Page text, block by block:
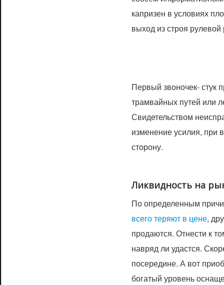
капризен в условиях
выход из строя
Первый звоночек- стук
трамвайных путей или
Свидетельством
изменение усилия,
сторону.
Ликвидность на
По определенным
всего теряют в цене,
продаются. Отнести к
навряд ли удастся.
посередине. А вот
богатый уровень